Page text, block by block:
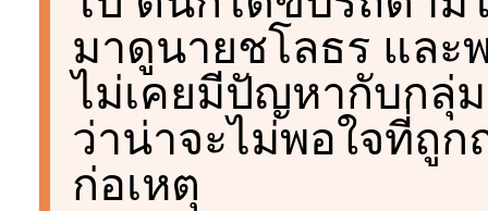
มาดูนายชโลธร และ
ไม่เคยมีปัญหากับกลุ่
ว่าน่าจะไม่พอใจที่ถูก
ก่อเหตุ